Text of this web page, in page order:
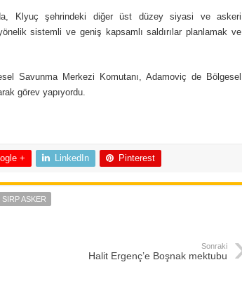
Klyuç şehrindeki diğer üst düzey siyasi ve askeri
sistemli ve geniş kapsamlı saldırılar planlamak ve
Savunma Merkezi Komutanı, Adamoviç de Bölgesel
görev yapıyordu.
+ LinkedIn Pinterest
SIRP ASKER
Sonraki
Halit Ergenç’e Boşnak mektubu